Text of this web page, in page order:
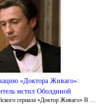
«Доктора Живаго»:
мстил Оболдиной
сериала «Доктор Живаго» В …